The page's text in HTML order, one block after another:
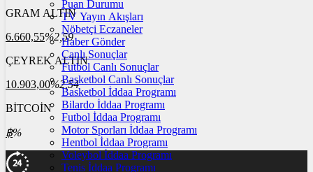
GRAM ALTIN
6.660,55%2,59
ÇEYREK ALTIN
10.903,00%2,54
BİTCOİN
฿%
Puan Durumu
TV Yayın Akışları
Nöbetçi Eczaneler
Haber Gönder
Canlı Sonuçlar
Futbol Canlı Sonuçlar
Basketbol Canlı Sonuçlar
Basketbol İddaa Programı
Bilardo İddaa Programı
Futbol İddaa Programı
Motor Sporları İddaa Programı
Hentbol İddaa Programı
Voleybol İddaa Programı
Tenis İddaa Programı